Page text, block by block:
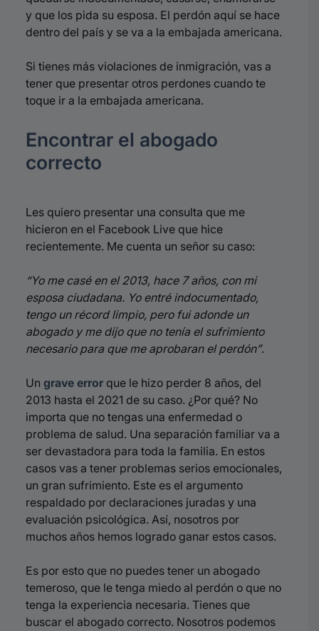
y que los pida su esposa. El perdón aquí se hace
dentro del país y se va a la embajada americana.
Si tienes más violaciones de inmigración, vas a
tener que presentar otros perdones cuando te
toque ir a la embajada americana.
Encontrar el abogado
correcto
Les quiero presentar una consulta que me
hicieron en el Facebook Live que hice
recientemente. Me cuenta un señor su caso:
“Yo me casé en el 2013, hace 7 años, con mi
esposa ciudadana. Yo entré indocumentado,
tengo un récord limpio, pero fui adonde un
abogado y me dijo que no tenía el sufrimiento
necesario para que me aprobaran el perdón”.
Un grave error que le hizo perder 8 años, del
2013 hasta el 2021 de su caso. ¿Por qué? No
importa que no tengas una enfermedad o
problema de salud. Una separación familiar va a
ser devastadora para toda la familia. En estos
casos vas a tener problemas serios emocionales,
un gran sufrimiento. Este es el argumento
respaldado por declaraciones juradas y una
evaluación psicológica. Así, nosotros por
muchos años hemos logrado ganar estos casos.
Es por esto que no puedes tener un abogado
temeroso, que le tenga miedo al perdón o que no
tenga la experiencia necesaria. Tienes que
buscar el abogado correcto. Nosotros podemos